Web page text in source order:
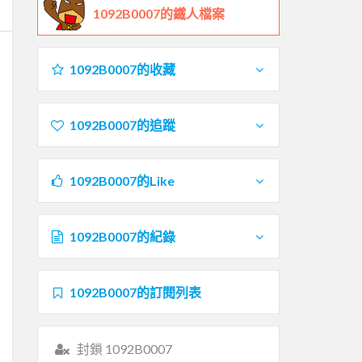
1092B0007的鐵人檔案
1092B0007的收藏
1092B0007的追蹤
1092B0007的Like
1092B0007的紀錄
1092B0007的訂閱列表
封鎖 1092B0007